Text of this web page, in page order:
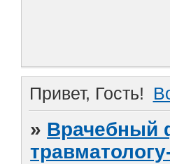
Привет, Гость!
» Врачебный